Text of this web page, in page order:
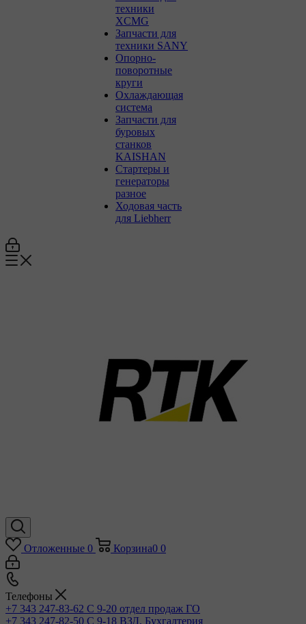
техники
XCMG
Запчасти для
техники SANY
Опорно-
поворотные
круги
Охлаждающая
система
Запчасти для
буровых
станков
KAISHAN
Стартеры и
генераторы
разное
Ходовая часть
для Liebherr
Отложенные 0 Корзина0 0
Телефоны
+7 343 247-83-62 С 9-20 отдел продаж ГО
+7 343 247-82-50 С 9-18 ВЗД, Бухгалтерия